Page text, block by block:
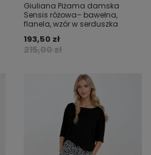
Giuliana Piżama damska
Sensis różowa– bawełna,
flanela, wzór w serduszka
215,00 zł
193,50 zł